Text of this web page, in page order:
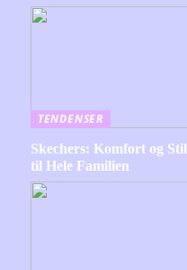
TENDENSER
Skechers: Komfort og Stil
til Hele Familien